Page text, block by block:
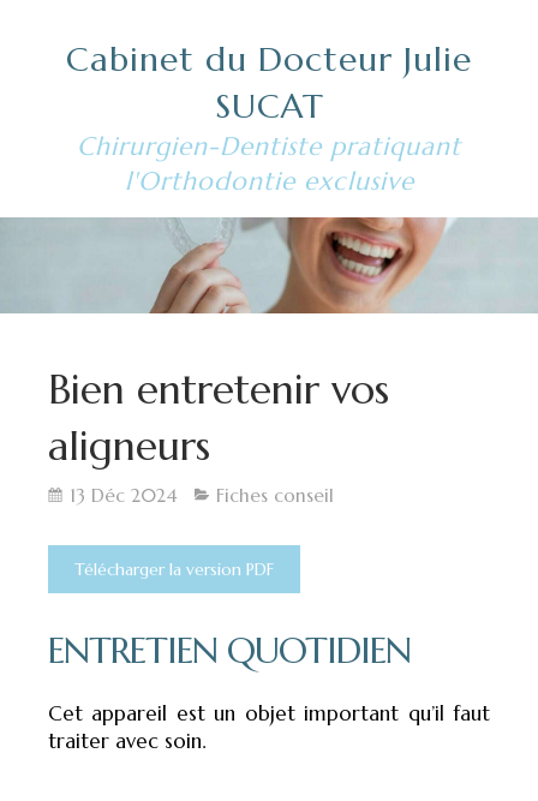
Cabinet du Docteur Julie
SUCAT
Chirurgien-Dentiste pratiquant
l'Orthodontie exclusive
Bien entretenir vos
aligneurs
13 Déc 2024 Fiches conseil
Télécharger la version PDF
ENTRETIEN QUOTIDIEN
Cet appareil est un objet important qu’il faut
traiter avec soin.